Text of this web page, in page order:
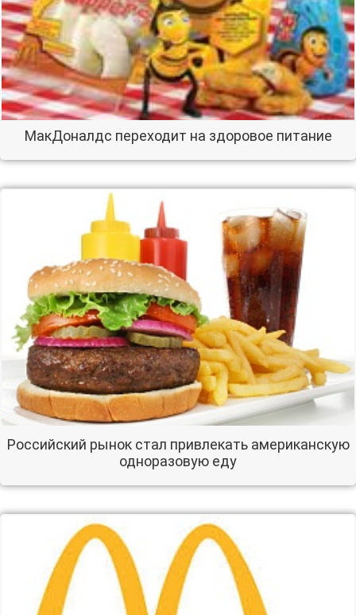
МакДоналдс переходит на здоровое питание
Российский рынок стал привлекать американскую
одноразовую еду